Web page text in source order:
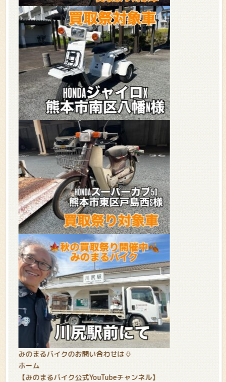
みのまるバイクのお問い合わせは⇩
ホーム
【みのまるバイク公式YouTubeチャンネル】